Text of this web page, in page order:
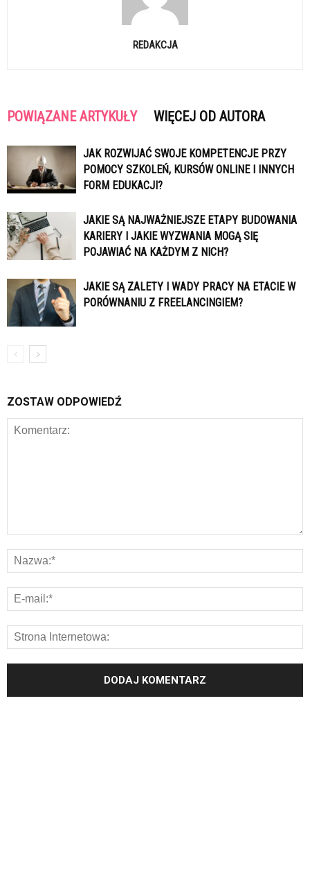
REDAKCJA
POWIĄZANE ARTYKUŁY WIĘCEJ OD AUTORA
JAK ROZWIJAĆ SWOJE KOMPETENCJE PRZY
POMOCY SZKOLEŃ, KURSÓW ONLINE I INNYCH
FORM EDUKACJI?
JAKIE SĄ NAJWAŻNIEJSZE ETAPY BUDOWANIA
KARIERY I JAKIE WYZWANIA MOGĄ SIĘ
POJAWIAĆ NA KAŻDYM Z NICH?
JAKIE SĄ ZALETY I WADY PRACY NA ETACIE W
PORÓWNANIU Z FREELANCINGIEM?
ZOSTAW ODPOWIEDŹ